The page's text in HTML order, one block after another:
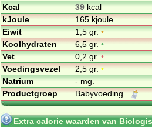
Kcal
39kcal
kJoule
165 kjoule
Eiwit
1,5 gr.•
Koolhydraten
6,5 gr.•
Vet
0,2 gr.•
Voedingsvezel
2,5 gr.•
Natrium
- mg.
Productgroep
Babyvoeding
Extra calorie waarden van